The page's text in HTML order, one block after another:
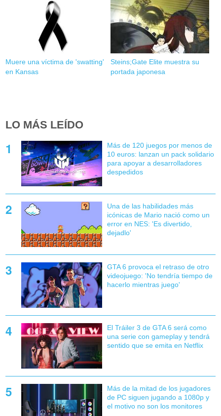
Muere una víctima de 'swatting'
en Kansas
Steins;Gate Elite muestra su
portada japonesa
LO MÁS LEÍDO
Más de 120 juegos por menos de
10 euros: lanzan un pack solidario
para apoyar a desarrolladores
despedidos
Una de las habilidades más
icónicas de Mario nació como un
error en NES: 'Es divertido,
dejadlo'
GTA 6 provoca el retraso de otro
videojuego: 'No tendría tiempo de
hacerlo mientras juego'
El Tráiler 3 de GTA 6 será como
una serie con gameplay y tendrá
sentido que se emita en Netflix
Más de la mitad de los jugadores
de PC siguen jugando a 1080p y
el motivo no son los monitores